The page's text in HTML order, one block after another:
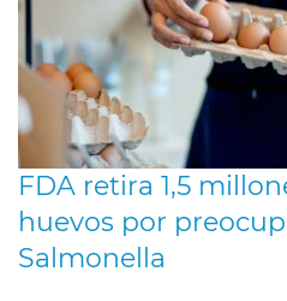
FDA retira 1,5
huevos por
Salmonella